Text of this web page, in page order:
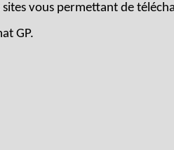
vous permettant de
GP.